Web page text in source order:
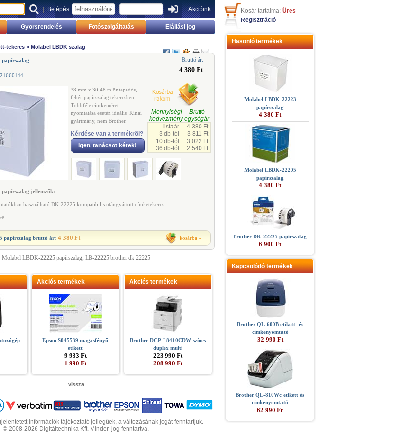
|Belépés |Akcióink
Gyorsrendelés Fotószolgáltatás Elállási jog
tekercs » Molabel LBDK szalag
Bruttó ár:
4 380 Ft
38 mm x 30,48 m öntapadós,
fehér papírszalag tekercsben.
Többféle címkeméret
nyomtatása esetén ideális. Kínai
gyártmány, nem Brother.
Kérdése van a termékrõl?
Igen, tanácsot kérek!
Mennyiségi Bruttó
kedvezmény egységár
listaár
4 380 Ft
3 db-tól
3 811 Ft
10 db-tól
3 022 Ft
36 db-tól
2 540 Ft
jellemzők:
használható DK-22225 kompatibilis utángyártott címketekercs.
papírszalag bruttó ár: 4 380 Ft kosárba »
Molabel LBDK-22225 papírszalag, LB-22225 brother dk 22225
Akciós termékek
Epson S045539 magasfényű
etikett
9 933 Ft
1 990 Ft
Akciós termékek
Brother DCP-L8410CDW színes
duplex multi
223 990 Ft
208 990 Ft
vissza
információk tájékoztató jellegűek, a változásának jogát fenntartjuk.
© 2008-2026 Digitáltechnika Kft. Minden jog fenntartva.
Kosár tartalma: Üres
Regisztráció
Hasonló termékek
Molabel LBDK-22223
papírszalag
4 380 Ft
Molabel LBDK-22205
papírszalag
4 380 Ft
Brother DK-22225 papírszalag
6 900 Ft
Kapcsolódó termékek
Brother QL-600B etikett- és
címkenyomtató
32 990 Ft
Brother QL-810Wc etikett és
címkenyomtató
62 990 Ft